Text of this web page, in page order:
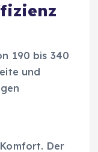
190 bis 340
und
Der